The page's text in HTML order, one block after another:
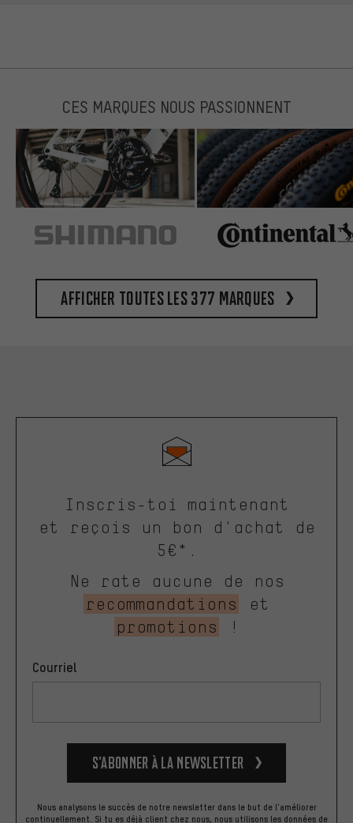
CES MARQUES NOUS PASSIONNENT
Afficher toutes les 377 marques
Inscris-toi maintenant
et reçois un bon d'achat de
5€*.
Ne rate aucune de nos
recommandations
et
promotions
!
Courriel
S’abonner à la newsletter
Nous analysons le succès de notre newsletter dans le but de l'améliorer
continuellement. Si tu es déjà client chez nous, nous utilisons les données de